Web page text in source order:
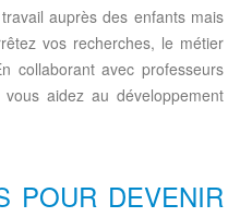
auprès des enfants mais
vos recherches, le métier
collaborant avec professeurs
aidez au développement
POUR DEVENIR